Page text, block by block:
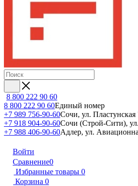
8 800 222 90 60
8 800 222 90 60Единый номер
+7 989 756-90-60Сочи, ул. Пластунская
+7 918 904-90-60Сочи (Строй-Сити),
+7 988 406-90-60Адлер, ул.
Войти
Сравнение0
Избранные товары 0
Корзина 0